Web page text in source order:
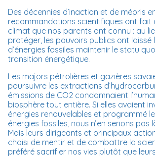
Des décennies d’inaction et de mépris
recommandations scientifiques ont fait
climat que nos parents ont connu : au
protéger, les pouvoirs publics ont laissé
d’énergies fossiles maintenir le statu
transition énergétique.
Les majors pétrolières et gazières
poursuivre les extractions
émissions de CO2 condamnaient
biosphère tout entière. Si elles avaient
énergies renouvelables et programmé
énergies fossiles, nous n’en serions pas
Mais leurs dirigeants et principaux
choisi de mentir et de combattre la
préféré sacrifier nos vies plutôt que